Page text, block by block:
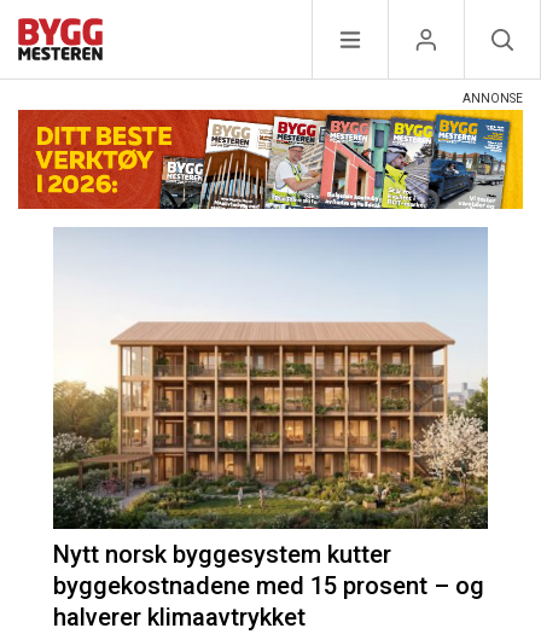
Nytt norsk byggesystem kutter
byggekostnadene med 15 prosent – og
halverer klimaavtrykket